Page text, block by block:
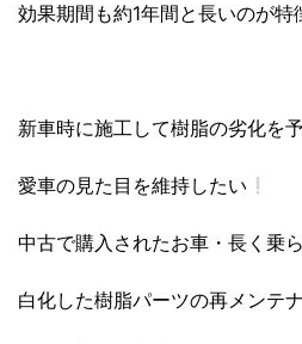
効果期間も約1年間と長いのが特
新車時に施工して樹脂の劣化を予
愛車の見た目を維持したい
中古で購入されたお車・長く乗
白化した樹脂パーツの再メンテ